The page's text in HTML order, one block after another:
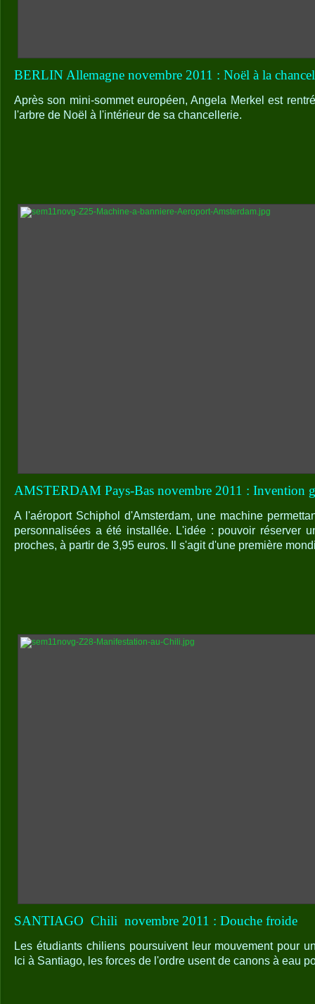
BERLIN Allemagne novembre 2011 : Noël à la
Après son mini-sommet européen, Angela Merkel est
l'arbre de Noël à l'intérieur de sa chancellerie.
AMSTERDAM Pays-Bas novembre 2011 : Invention
A l'aéroport Schiphol d'Amsterdam, une machine
personnalisées a été installée. L'idée : pouvoir réserver
proches, à partir de 3,95 euros. Il s'agit d'une première
SANTIAGO Chili novembre 2011 : Douche froide
Les étudiants chiliens poursuivent leur mouvement pour
Ici à Santiago, les forces de l'ordre usent de canons à eau